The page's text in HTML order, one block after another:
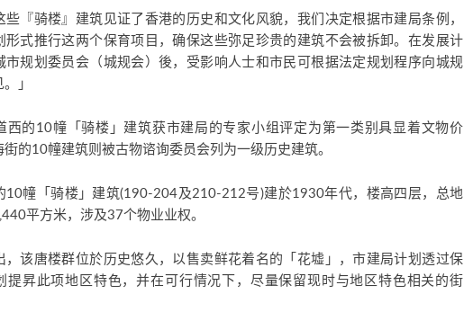
些『骑楼』建筑见证了香港的历史和文化风貌，我们决定根据市建局条例，
形式推行这两个保育项目，确保这些弥足珍贵的建筑不会被拆卸。在发展计
市规划委员会（城规会）後，受影响人士和市民可根据法定规划程序向城规
」
西的10幢「骑楼」建筑获市建局的专家小组评定为第一类别具显着文物价
的10幢建筑则被古物谘询委员会列为一级历史建筑。
10幢「骑楼」建筑(190-204及210-212号)建於1930年代，楼高四层，总地
平方米，涉及37个物业业权。
，该唐楼群位於历史悠久，以售卖鲜花着名的「花墟」，市建局计划透过保
提昇此项地区特色，并在可行情况下，尽量保留现时与地区特色相关的街